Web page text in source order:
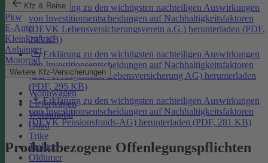
Kfz & Reise
Pkw
E-Auto
Kleinkraftrad
Anhänger
Motorrad
Weitere Kfz-Versicherungen
Wohnwagen
Lieferwagen
Wohnmobil
Quad
Trike
Traktor
Oldtimer
Erklärung zu den wichtigsten nachteiligen Auswirkungen
von Investitionsentscheidungen auf Nachhaltigkeitsfaktoren
(DEVK Lebensversicherungsverein a.G.) herunterladen (PDF,
293 KB)
Erklärung zu den wichtigsten nachteiligen Auswirkungen
von Investitionsentscheidungen auf Nachhaltigkeitsfaktoren
(DEVK Allgemeine Lebensversicherung AG) herunterladen
(PDF, 295 KB)
Erklärung zu den wichtigsten nachteiligen Auswirkungen
von Investitionsentscheidungen auf Nachhaltigkeitsfaktoren
(DEVK Pensionsfonds-AG) herunterladen (PDF, 281 KB)
Produktbezogene Offenlegungspflichten